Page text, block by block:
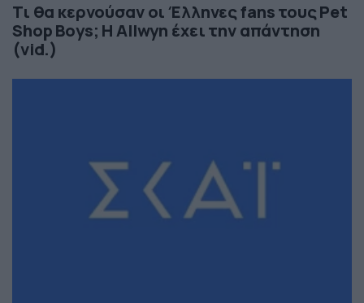
Τι θα κερνούσαν οι Έλληνες fans τους Pet
Shop Boys; Η Allwyn έχει την απάντηση
(vid.)